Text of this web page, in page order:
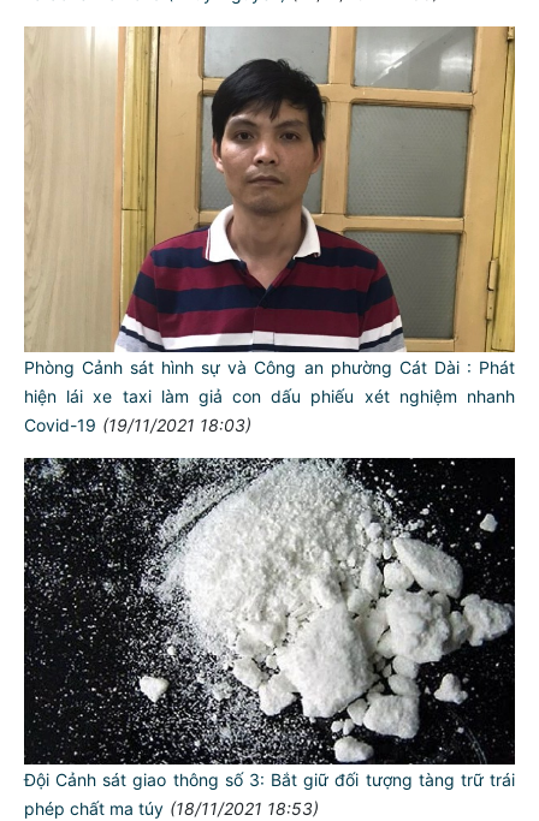
Phòng Cảnh sát hình sự và Công an phường Cát Dài : Phát
hiện lái xe taxi làm giả con dấu phiếu xét nghiệm nhanh
Covid-19 (19/11/2021 18:03)
Đội Cảnh sát giao thông số 3: Bắt giữ đối tượng tàng trữ trái
phép chất ma túy (18/11/2021 18:53)